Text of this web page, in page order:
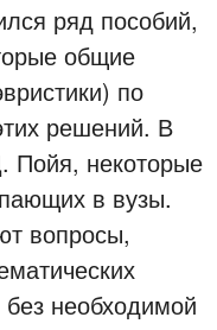
ряд пособий,
общие
по
решений. В
Пойя, некоторые
в вузы.
вопросы,
необходимой